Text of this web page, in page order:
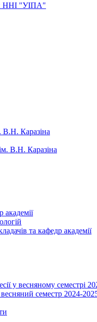
ННІ "УІПА"
Каразіна
В.Н. Каразіна
академії
та кафедр академії
у весняному семестрі
весняний семестр 2024-